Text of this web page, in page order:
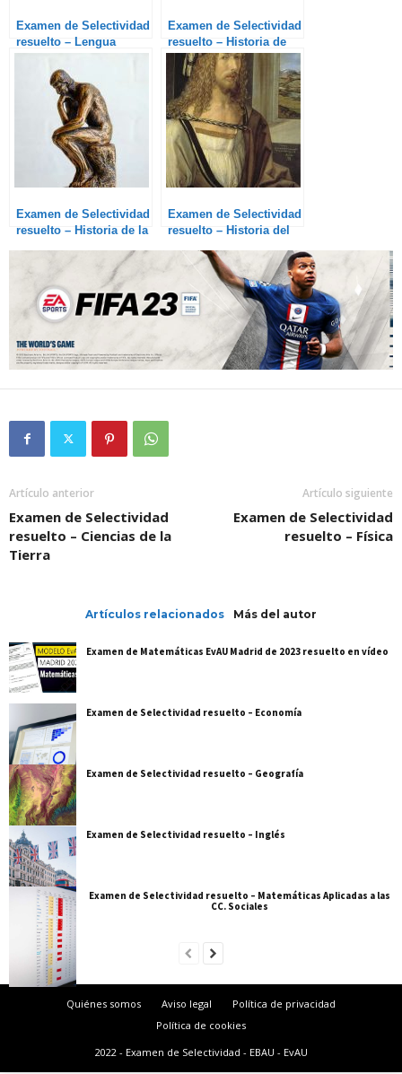
Examen de Selectividad
resuelto – Lengua
Examen de Selectividad
resuelto – Historia de
España
Examen de Selectividad
resuelto – Historia de la
Examen de Selectividad
resuelto – Historia del
Artículo anterior
Examen de Selectividad
resuelto – Ciencias de la
Tierra
Artículo siguiente
Examen de Selectividad
resuelto – Física
Artículos relacionados Más del autor
Examen de Matemáticas EvAU Madrid de 2023 resuelto en vídeo
Examen de Selectividad resuelto – Economía
Examen de Selectividad resuelto – Geografía
Examen de Selectividad resuelto – Inglés
Examen de Selectividad resuelto – Matemáticas Aplicadas a las
CC. Sociales
Quiénes somos Aviso legal
Política de privacidad
Política de cookies
2022 - Examen de Selectividad - EBAU - EvAU